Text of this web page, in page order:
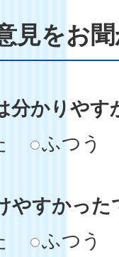
見をお
分かりやす
ふつう
やすかった
ふつう